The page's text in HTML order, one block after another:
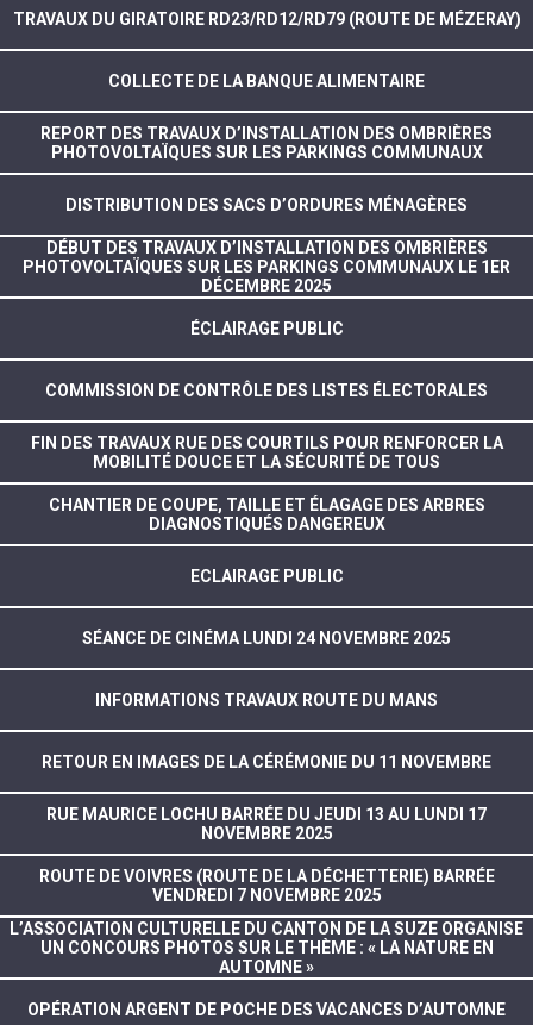
TRAVAUX DU GIRATOIRE RD23/RD12/RD79 (ROUTE DE MÉZERAY)
COLLECTE DE LA BANQUE ALIMENTAIRE
REPORT DES TRAVAUX D’INSTALLATION DES OMBRIÈRES
PHOTOVOLTAÏQUES SUR LES PARKINGS COMMUNAUX
DISTRIBUTION DES SACS D’ORDURES MÉNAGÈRES
DÉBUT DES TRAVAUX D’INSTALLATION DES OMBRIÈRES
PHOTOVOLTAÏQUES SUR LES PARKINGS COMMUNAUX LE 1ER
DÉCEMBRE 2025
ÉCLAIRAGE PUBLIC
COMMISSION DE CONTRÔLE DES LISTES ÉLECTORALES
FIN DES TRAVAUX RUE DES COURTILS POUR RENFORCER LA
MOBILITÉ DOUCE ET LA SÉCURITÉ DE TOUS
CHANTIER DE COUPE, TAILLE ET ÉLAGAGE DES ARBRES
DIAGNOSTIQUÉS DANGEREUX
ECLAIRAGE PUBLIC
SÉANCE DE CINÉMA LUNDI 24 NOVEMBRE 2025
INFORMATIONS TRAVAUX ROUTE DU MANS
RETOUR EN IMAGES DE LA CÉRÉMONIE DU 11 NOVEMBRE
RUE MAURICE LOCHU BARRÉE DU JEUDI 13 AU LUNDI 17
NOVEMBRE 2025
ROUTE DE VOIVRES (ROUTE DE LA DÉCHETTERIE) BARRÉE
VENDREDI 7 NOVEMBRE 2025
L’ASSOCIATION CULTURELLE DU CANTON DE LA SUZE ORGANISE
UN CONCOURS PHOTOS SUR LE THÈME : « LA NATURE EN
AUTOMNE »
OPÉRATION ARGENT DE POCHE DES VACANCES D’AUTOMNE